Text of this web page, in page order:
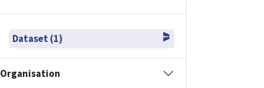
Dataset (1)
Organisation